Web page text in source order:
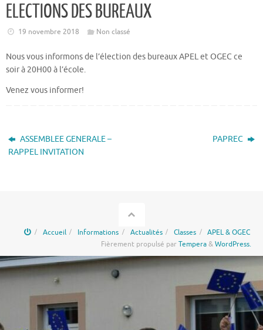
ELECTIONS DES BUREAUX
19 novembre 2018 Non classé
Nous vous informons de l’élection des bureaux APEL et OGEC ce
soir à 20H00 à l’école.
Venez vous informer!
ASSEMBLEE GENERALE –
RAPPEL INVITATION
PAPREC
Accueil Informations Actualités Classes
APEL & OGEC
Fièrement propulsé parTempera&WordPress.